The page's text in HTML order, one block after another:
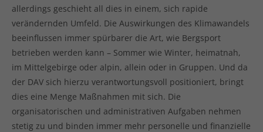
allerdings geschieht all dies in einem, sich rapide
verändernden Umfeld. Die Auswirkungen des Klimawandels
beeinflussen immer spürbarer die Art, wie Bergsport
betrieben werden kann – Sommer wie Winter, heimatnah,
im Mittelgebirge oder alpin, allein oder in Gruppen. Und da
der DAV sich hierzu verantwortungsvoll positioniert, bringt
dies eine Menge Maßnahmen mit sich. Die
organisatorischen und administrativen Aufgaben nehmen
stetig zu und binden immer mehr personelle und finanzielle